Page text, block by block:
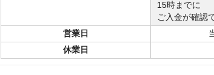
15時までに
ご入金が確認
営業日
休業日